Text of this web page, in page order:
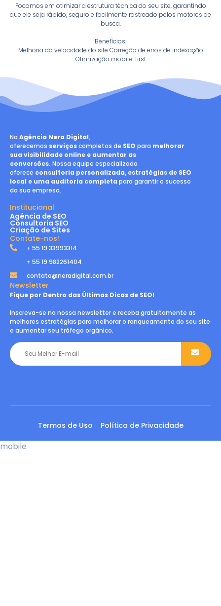
Focamos em otimizar a estrutura técnica do seu site, garantindo
que ele seja rápido, seguro e facilmente rastreado pelos motores de
busca.
Benefícios:
Melhoria da velocidade do site Correção de erros de indexação
Otimização mobile-first
Na Agência Nera Digital,
oferecemos serviçoscompletos de SEO para melhorar
sua visibilidade online e aumentar as
conversões. Nossa equipe especializada
oferece consultoria personalizada, estratégias de SEO
local e uma auditoria completa para garantir o sucesso
da sua empresa.
Institucional
Agência de SEO
Consultoria SEO
Criação de Sites
Contate-nos!
+ 55 19 33993314
+ 55 19 982261404
contato@neradigital.com.br
Newsletter
Fique por Dentro das Últimas Dicas de SEO!
Inscreva-se na nossa newsletter e receba gratuitamente as
melhores estratégias para melhorar o ranqueamento do seu site
e aumentar seu tráfego orgânico.
Termos de Uso Política de Privacidade